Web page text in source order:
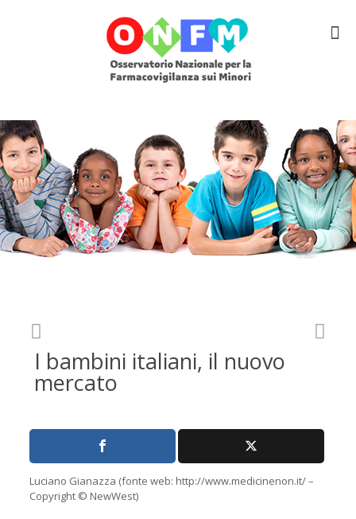
I bambini italiani, il nuovo
mercato
Luciano Gianazza (fonte web: http://www.medicinenon.it/ –
Copyright © NewWest)